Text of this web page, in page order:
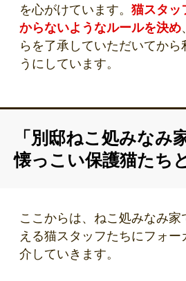
を心がけています。 猫スタッ
からないようなルールを決め
らを了承していただいてから
うにしています。
「別邸ねこ処みなみ
懐っこい保護猫たち
ここからは、ねこ処みなみ家
える猫スタッフたちにフォ
介していきます。